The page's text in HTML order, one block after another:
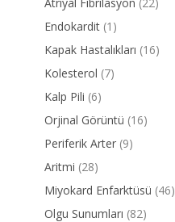
Endokardit (1)
Kapak Hastalıkları (16)
Kolesterol (7)
Kalp Pili (6)
Orjinal Görüntü (16)
Periferik Arter (9)
Aritmi (28)
Miyokard Enfarktüsü (46)
Olgu Sunumları (82)